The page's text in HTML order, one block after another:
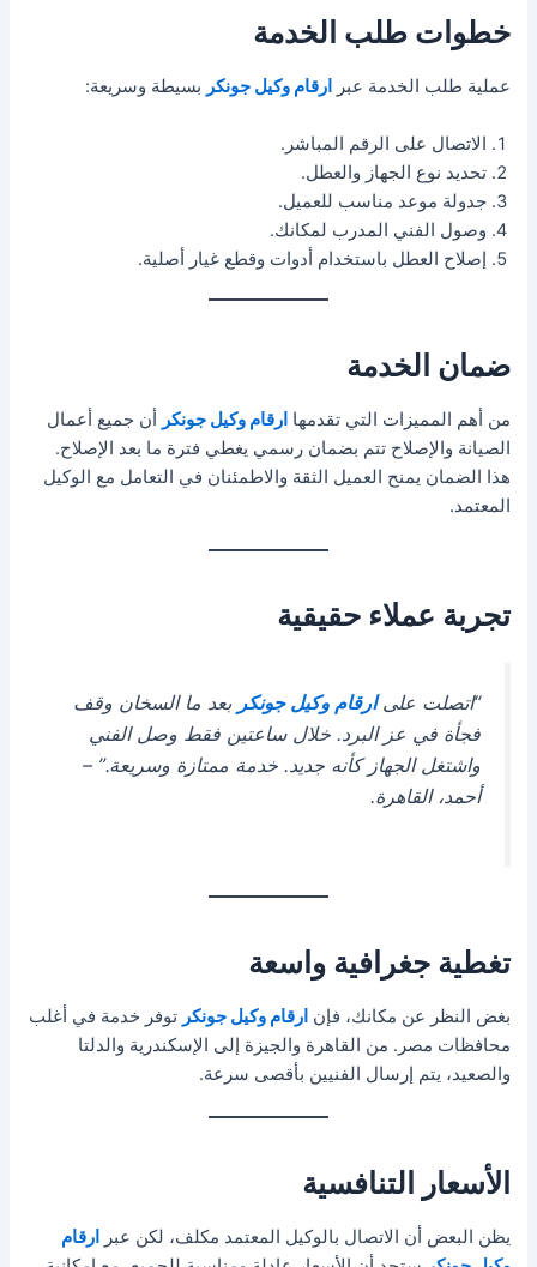
خطوات طلب الخدمة
عملية طلب الخدمة عبر ارقام وكيل جونكر بسيطة وسريعة:
الاتصال على الرقم المباشر.
تحديد نوع الجهاز والعطل.
جدولة موعد مناسب للعميل.
وصول الفني المدرب لمكانك.
إصلاح العطل باستخدام أدوات وقطع غيار أصلية.
ضمان الخدمة
من أهم المميزات التي تقدمها ارقام وكيل جونكر
أن جميع أعمال
الصيانة والإصلاح تتم بضمان رسمي يغطي فترة ما بعد الإصلاح.
هذا الضمان يمنح العميل الثقة والاطمئنان في التعامل مع الوكيل
المعتمد.
تجربة عملاء حقيقية
“اتصلت علىارقام وكيل جونكر بعد ما السخان وقف
فجأة في عز البرد. خلال ساعتين فقط وصل الفني
واشتغل الجهاز كأنه جديد. خدمة ممتازة وسريعة.” –
أحمد، القاهرة.
تغطية جغرافية واسعة
بغض النظر عن مكانك، فإن ارقام وكيل جونكر توفر خدمة في أغلب
محافظات مصر. من القاهرة والجيزة إلى الإسكندرية والدلتا
والصعيد، يتم إرسال الفنيين بأقصى سرعة.
الأسعار التنافسية
يظن البعض أن الاتصال بالوكيل المعتمد مكلف، لكن عبر
ارقام